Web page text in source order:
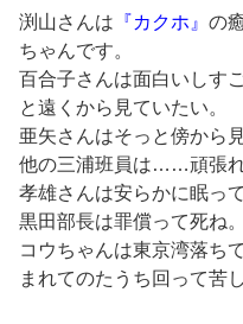
渕山さんは 『カクホ』 の
ちゃんです。
百合子さんは面白いしす
と遠くから見ていたい。
亜矢さんはそっと傍から
他の三浦班員は……頑張れ
孝雄さんは安らかに眠っ
黒田部長は罪償って死ね。
コウちゃんは東京湾落ち
まれてのたうち回って苦